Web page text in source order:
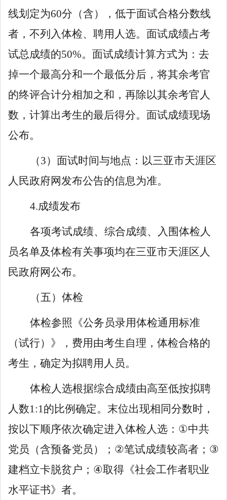
线划定为60分 （含）
，低于面试合格分数线
者，不列入体检、聘用人选。面试成绩占考
试总成绩的50%。面试成绩计算方式为：去
掉一个最高分和一个最低分后，将其余考官
的终评合计分相加之和，再除以其余考官 人
数 ， 计算出考生的最后得分。 面试成绩现场
公布。
（3）面试时间与地点：以三亚市天涯区
人民政府网发布公告的信息为准。
4.成绩发布
各项考试成绩、 综合成绩、入围体检人
员名单及体检有关事项均在三亚市天涯区人
民政府网公布。
（五）体检
体检参照《公务员录用体检通用标准
（试行）》，费用由考生自理，体检合格的
考生，确定为拟聘用人员。
体检人选根据综合成绩由高至低按拟聘
人数1:1 的比例确定。末位出现相同分数时，
按以下顺序依次确定进入体检人选 ： ①中共
党员（含预备党员）； ②笔试成绩较高者； ③
建档立卡脱贫户； ④取得《社会工作者职业
水平证书》者。